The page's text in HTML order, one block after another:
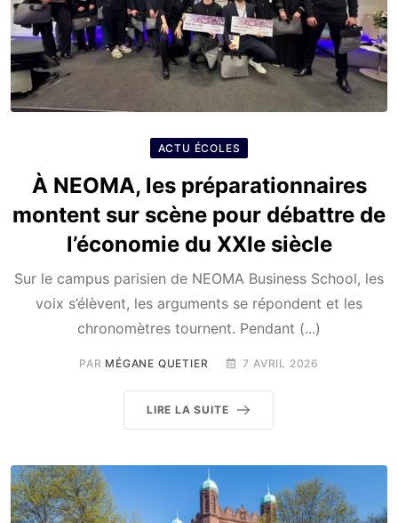
ACTU ÉCOLES
À NEOMA, les préparationnaires
montent sur scène pour débattre de
l’économie du XXIe siècle
Sur le campus parisien de NEOMA Business School, les
voix s’élèvent, les arguments se répondent et les
chronomètres tournent. Pendant (...)
PAR MÉGANE QUETIER 7 AVRIL 2026
LIRE LA SUITE